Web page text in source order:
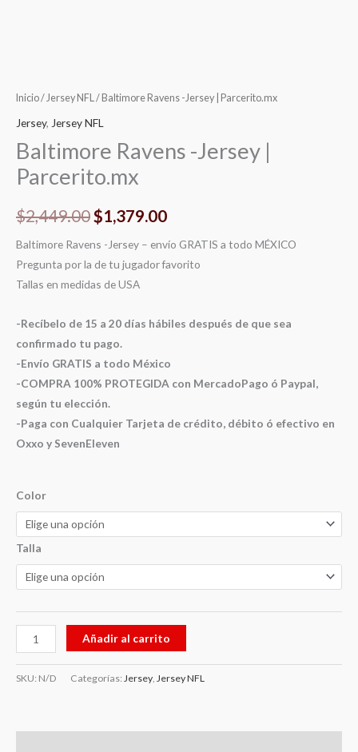
Inicio/Jersey NFL/ Baltimore Ravens -Jersey | Parcerito.mx
Jersey, Jersey NFL
Baltimore Ravens -Jersey |
Parcerito.mx
$2,449.00$1,379.00
Baltimore Ravens -Jersey – envío GRATIS a todo MÉXICO
Pregunta por la de tu jugador favorito
Tallas en medidas de USA
-Recíbelo de 15 a 20 días hábiles después de que sea
confirmado tu pago.
-Envío GRATIS a todo México
-COMPRA 100% PROTEGIDA con MercadoPago ó Paypal,
según tu elección.
-Paga con Cualquier Tarjeta de crédito, débito ó efectivo en
Oxxo y SevenEleven
Color
Talla
Añadir al carrito
SKU: N/D Categorías: Jersey Jersey NFL